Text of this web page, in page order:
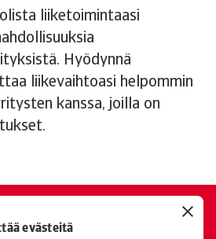
evästeitä
liiketoimintaasi
Hyödynnä
liikevaihtoasi helpommin
kanssa, joilla on
Ota yhteyttä